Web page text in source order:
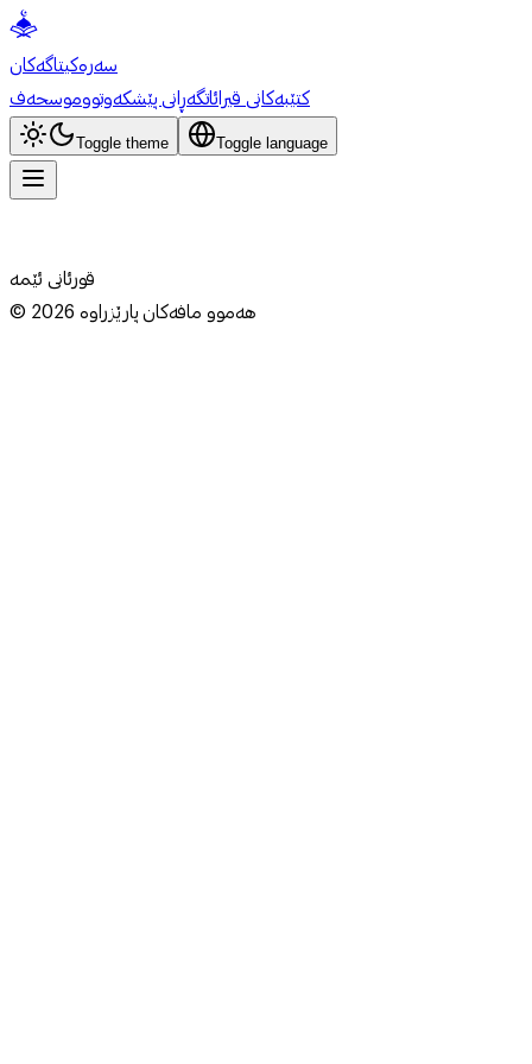
سەرەکیتاگەکان
کتێبەکانی قیرائاتگەڕانی پێشکەوتووموسحەف
Toggle theme Toggle language
قورئانی ئێمە
© 2026هەموو مافەکان پارێزراوە